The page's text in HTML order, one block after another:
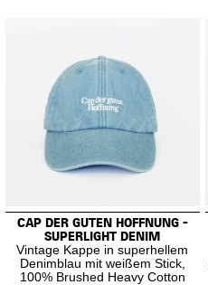
CAP DER GUTEN HOFFNUNG -
SUPERLIGHT DENIM
Vintage Kappe in superhellem
Denimblau mit weißem Stick,
100% Brushed Heavy Cotton